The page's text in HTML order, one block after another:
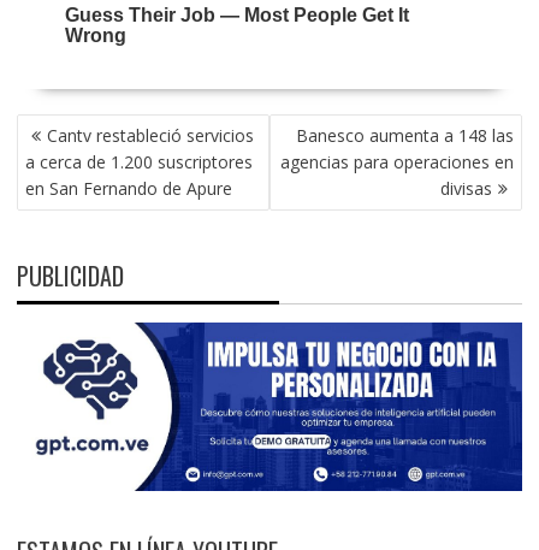
NAVEGACIÓN
DE
ENTRADAS
Cantv restableció servicios
a cerca de 1.200 suscriptores
en San Fernando de Apure
Banesco aumenta a 148 las
agencias para operaciones en
divisas
PUBLICIDAD